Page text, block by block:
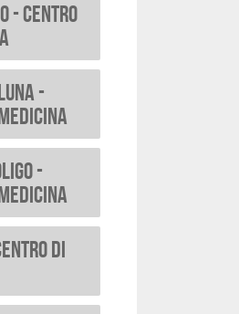
- Centro
-
-
di